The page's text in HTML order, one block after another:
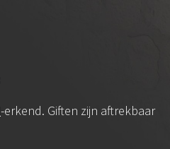
-erkend. Giften zijn aftrekbaar